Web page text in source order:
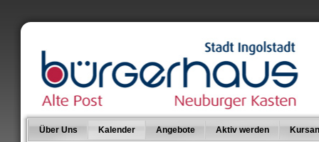
Über Uns Kalender Angebote Aktiv werden